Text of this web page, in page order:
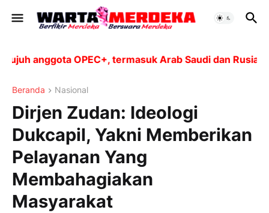
anggota OPEC+, termasuk Arab Saudi dan Rusia,
Beranda Nasional
Dirjen Zudan: Ideologi
Dukcapil, Yakni Memberikan
Pelayanan Yang
Membahagiakan
Masyarakat